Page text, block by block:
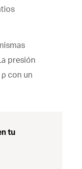
presión
con un
tu